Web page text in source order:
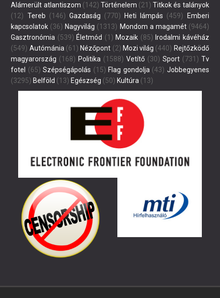
Alámerült atlantiszom (142) Történelem (21) Titkok és talányok
(12) Tereb (146) Gazdaság (770) Heti lámpás (459)
Emberi
kapcsolatok (36) Nagyvilág (1313) Mondom a magamét(9464)
Gasztronómia (539) Életmód (1) Mozaik (85) Irodalmi kávéház
(549) Autómánia (61) Nézőpont (2) Mozi világ (440) Rejtőzködő
magyarország (168) Politika (1588) Vetítő (30) Sport(731) Tv
fotel
(65) Szépségápolás (15) Flag gondolja (43) Jobbegyenes
(3295) Belföld (13) Egészség (50) Kultúra (13)